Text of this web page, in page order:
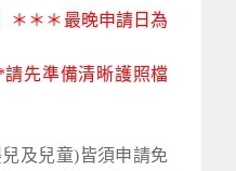
＊＊＊最晚申請日為
先準備清晰護照檔
及兒童)皆須申請免